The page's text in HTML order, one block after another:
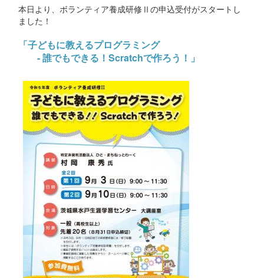
本日より、ボランティア養成研修Ⅱの申込受付がスタートし
ました！
「子どもに教えるプログラミング
- 誰でもできる！Scratchで作ろう！」